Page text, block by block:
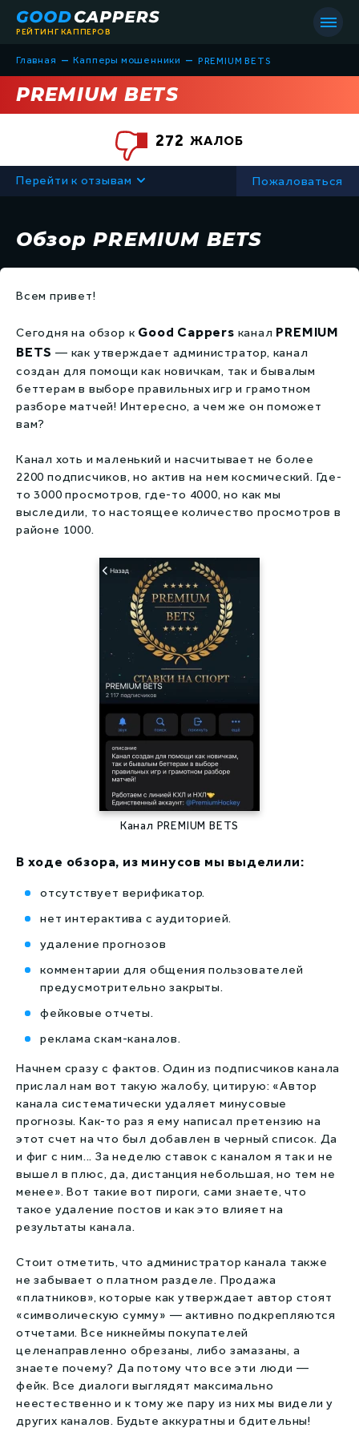
РЕЙТИНГ КАППЕРОВ
Список всех капперов
Капперы мошенники
Капперы на футбол
Капперы на хоккей
Капперы на теннис
Капперы на киберспорт
Збс рейтинг
Всё о капперах
Главная – Капперы мошенники – PREMIUM BETS
PREMIUM BETS
272 ЖАЛОБ
Перейти к отзывам Пожаловаться
Обзор PREMIUM BETS
Всем привет!
Сегодня на обзор к Good Cappers канал PREMIUM
BETS — как утверждает администратор, канал
создан для помощи как новичкам, так и бывалым
беттерам в выборе правильных игр и грамотном
разборе матчей! Интересно, а чем же он поможет
вам?
Канал хоть и маленький и насчитывает не более
2200 подписчиков, но актив на нем космический. Где-
то 3000 просмотров, где-то 4000, но как мы
выследили, то настоящее количество просмотров в
районе 1000.
Канал PREMIUM BETS
В ходе обзора, из минусов мы выделили:
отсутствует верификатор.
нет интерактива с аудиторией.
удаление прогнозов
комментарии для общения пользователей
предусмотрительно закрыты.
фейковые отчеты.
реклама скам-каналов.
Начнем сразу с фактов. Один из подписчиков канала
прислал нам вот такую жалобу, цитирую: «Автор
канала систематически удаляет минусовые
прогнозы. Как-то раз я ему написал претензию на
этот счет на что был добавлен в черный список. Да
и фиг с ним... За неделю ставок с каналом я так и не
вышел в плюс, да, дистанция небольшая, но тем не
менее». Вот такие вот пироги, сами знаете, что
такое удаление постов и как это влияет на
результаты канала.
Стоит отметить, что администратор канала также
не забывает о платном разделе. Продажа
«платников», которые как утверждает автор стоят
«символическую сумму» — активно подкрепляются
отчетами. Все никнеймы покупателей
целенаправленно обрезаны, либо замазаны, а
знаете почему? Да потому что все эти люди —
фейк. Все диалоги выглядят максимально
неестественно и к тому же пару из них мы видели у
других каналов. Будьте аккуратны и бдительны!